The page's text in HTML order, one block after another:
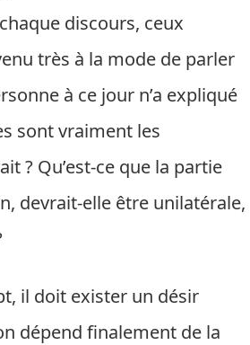
discours, ceux
très à la mode de parler
à ce jour n’a expliqué
sont vraiment les
? Qu’est-ce que la partie
devrait-elle être unilatérale,
il doit exister un désir
dépend finalement de la